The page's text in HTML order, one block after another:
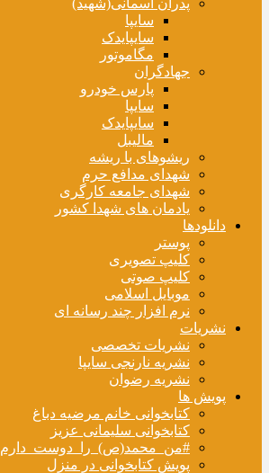
پدران آسمانی(شهید)
سایپا
سایپایدک
مگاموتور
جهادگران
پارس خودرو
سایپا
سایپایدک
مالیبل
ریشوهای با ریشه
شهدای مدافع حرم
شهدای جامعه کارگری
یادمان های شهدا کشور
دانلودها
پوستر
کلیپ تصویری
کلیپ صوتی
موبایل اسلامی
نرم افزار چند رسانه ای
نشریات
نشریات تخصصی
نشریه نارنجی سایپا
نشریه رضوان
پویش ها
کتابخوانی خانم مرضیه دباغ
کتابخوانی سلیمانی عزیز
#من_محمد(ص)_را_دوست_دارم
پویش کتابخوانی در منزل